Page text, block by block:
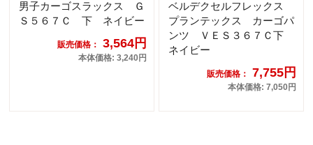
男子カーゴスラックス Ｇ
Ｓ５６７Ｃ 下 ネイビー
販売価格： 3,564円
本体価格: 3,240円
ベルデクセルフレックス
プランテックス カーゴパ
ンツ ＶＥＳ３６７Ｃ下
ネイビー
販売価格： 7,755円
本体価格: 7,050円